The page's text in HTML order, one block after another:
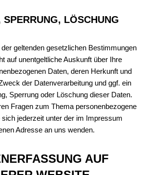
SPERRUNG, LÖSCHUNG
geltenden gesetzlichen Bestimmungen
auf unentgeltliche Auskunft über Ihre
Daten, deren Herkunft und
der Datenverarbeitung und ggf. ein
Sperrung oder Löschung dieser Daten.
Fragen zum Thema personenbezogene
sich jederzeit unter der im Impressum
Adresse an uns wenden.
AUF